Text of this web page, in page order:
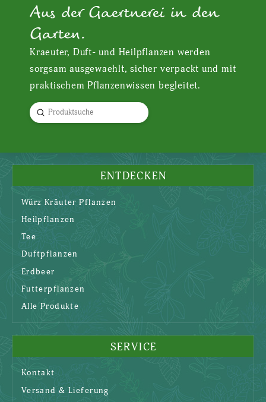
Aus der Gaertnerei in den
Garten.
Kraeuter, Duft- und Heilpflanzen werden
sorgsam ausgewaehlt, sicher verpackt und mit
praktischem Pflanzenwissen begleitet.
Search
Submit
ENTDECKEN
Würz Kräuter Pflanzen
Heilpflanzen
Tee
Duftpflanzen
Erdbeer
Futterpflanzen
Alle Produkte
SERVICE
Kontakt
Versand & Lieferung